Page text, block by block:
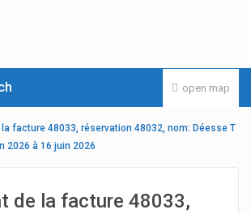
open map
facture 48033, réservation 48032, nom: Déesse T
2026 à 16 juin 2026
de la facture 48033,